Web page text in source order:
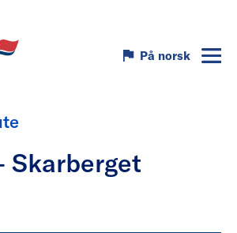
På norsk
Skarberget